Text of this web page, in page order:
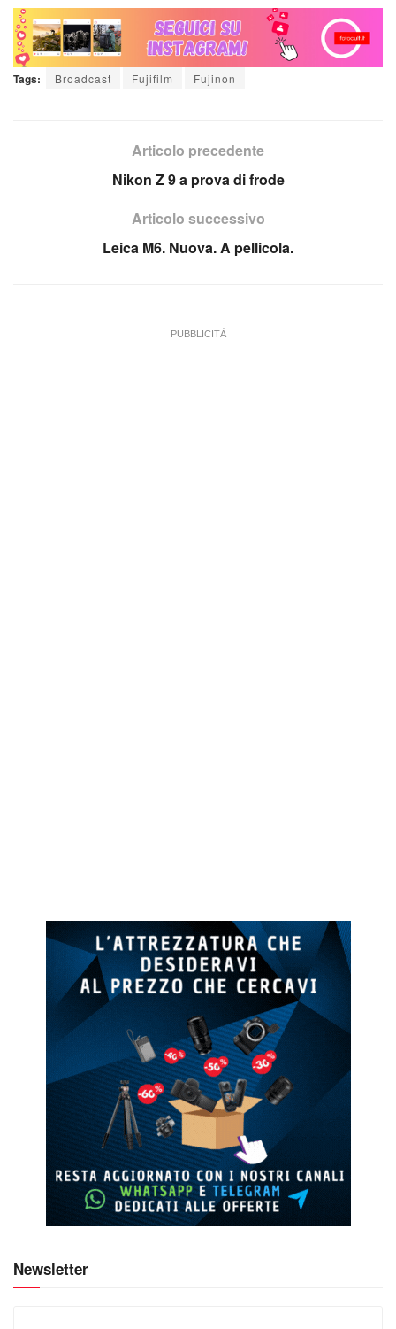
Tags: Broadcast Fujifilm Fujinon
Articolo precedente
Nikon Z 9 a prova di frode
Articolo successivo
Leica M6. Nuova. A pellicola.
PUBBLICITÀ
Newsletter